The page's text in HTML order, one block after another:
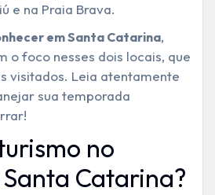
e na Praia Brava.
em Santa Catarina,
o foco nesses dois locais, que
visitados. Leia atentamente
sua temporada
no
Catarina?